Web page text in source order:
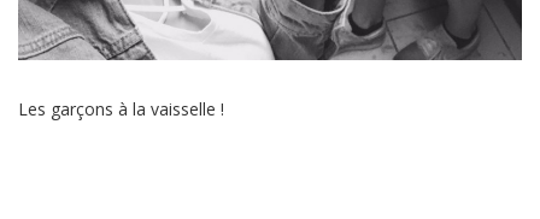
Les garçons à la vaisselle !